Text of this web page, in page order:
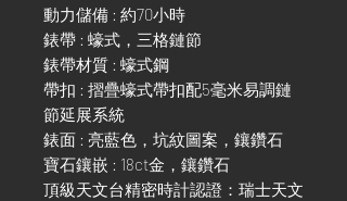
動力儲備 : 約70小時
錶帶 : 蠔式，三格鏈節
錶帶材質 : 蠔式鋼
帶扣 : 摺疊蠔式帶扣配5毫米易調鏈
節延展系統
錶面 : 亮藍色，坑紋圖案，鑲鑽石
寶石鑲嵌 : 18ct金，鑲鑽石
頂級天文台精密時計認證：瑞士天文